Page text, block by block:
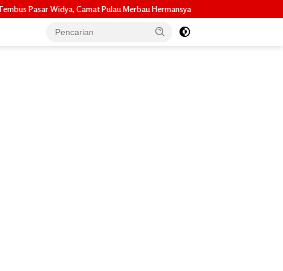
Merbau Hermansyah, S.H. Lakukan Koordinasi Strategis Bersama